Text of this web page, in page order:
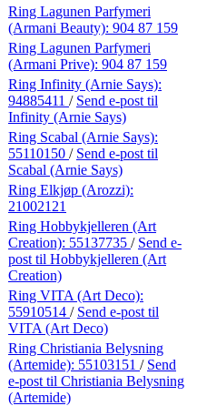
Ring Lagunen Parfymeri
(Armani Beauty): 904 87 159
Ring Lagunen Parfymeri
(Armani Prive): 904 87 159
Ring Infinity (Arnie Says):
94885411 / Send e-post til
Infinity (Arnie Says)
Ring Scabal (Arnie Says):
55110150 / Send e-post til
Scabal (Arnie Says)
Ring Elkjøp (Arozzi):
21002121
Ring Hobbykjelleren (Art
Creation): 55137735 / Send e-
post til Hobbykjelleren (Art
Creation)
Ring VITA (Art Deco):
55910514 / Send e-post til
VITA (Art Deco)
Ring Christiania Belysning
(Artemide): 55103151 / Send
e-post til Christiania Belysning
(Artemide)